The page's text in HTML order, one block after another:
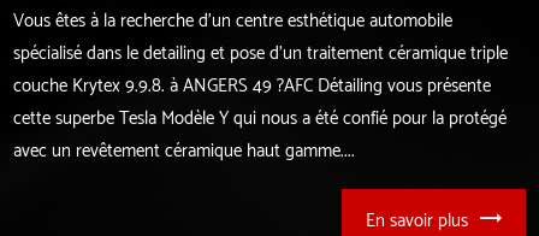
Vous êtes à la recherche d'un centre esthétique automobile
spécialisé dans le detailing et pose d'un traitement céramique triple
couche Krytex 9.9.8. à ANGERS 49 ?AFC Détailing vous présente
cette superbe Tesla Modèle Y qui nous a été confié pour la protégé
avec un revêtement céramique haut gamme....
En savoir plus